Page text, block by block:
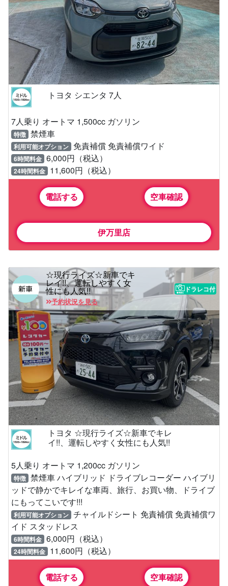
トヨタ シエンタ 7人
7人乗り オートマ 1,500cc ガソリン
特徴 禁煙車
利用可能オプション 免責補償 免責補償ワイド
6時間料金 6,000円（税込）
24時間料金 11,600円（税込）
電話する 空車確認
伊万里店
☆現行ライズ☆新車でキ
レイ!!、運転しやすく女
性にも人気!!
予約状況を見る
ドラレコ付
トヨタ ☆現行ライズ☆新車でキレ
イ!!、運転しやすく女性にも人気!!
5人乗り オートマ 1,200cc ガソリン
特徴 禁煙車 ハイブリッド ドライブレコーダー ハイブリ
ッドで静かでキレイな車両、旅行、お買い物、ドライブ
にもってこいです!!!
利用可能オプション チャイルドシート 免責補償 免責補償ワ
イド スタッドレス
6時間料金 6,000円（税込）
24時間料金 11,600円（税込）
電話する 空車確認